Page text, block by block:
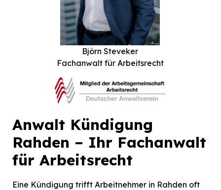
Björn Steveker
Fachanwalt für Arbeitsrecht
Anwalt Kündigung
Rahden – Ihr Fachanwalt
für Arbeitsrecht
Eine Kündigung trifft Arbeitnehmer in Rahden oft